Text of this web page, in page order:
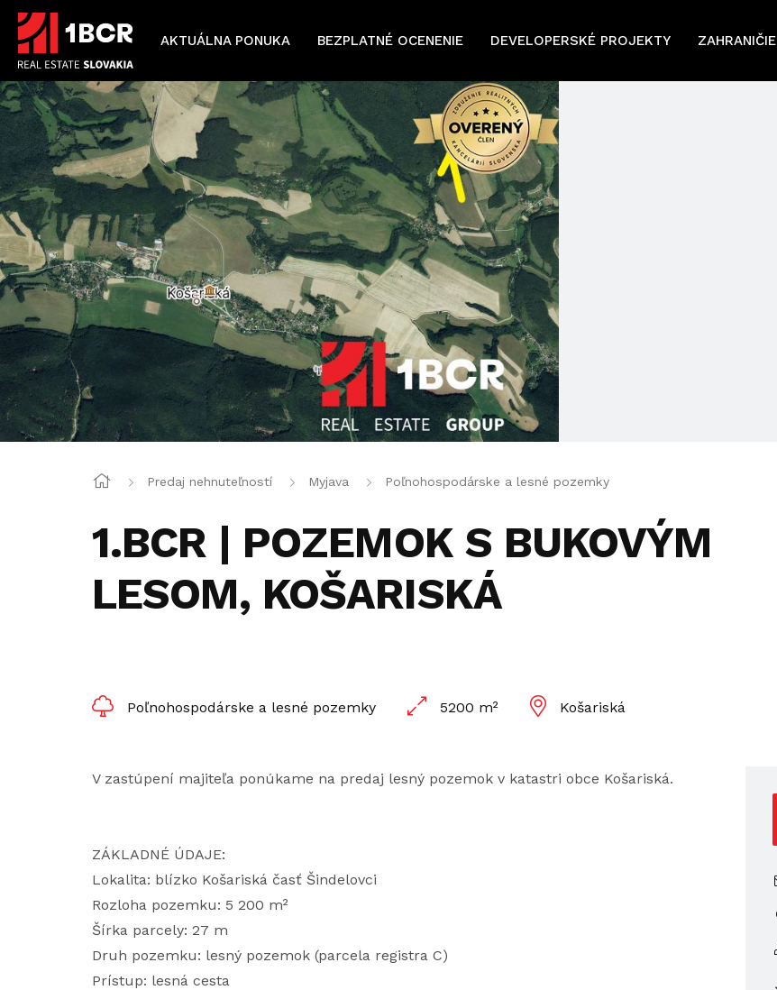
AKTUÁLNA PONUKA BEZPLATNÉ OCENENIE DEVELOPERSKÉ PROJEKTY ZAHRANIČIE
Predaj nehnuteľností Myjava Poľnohospodárske a lesné pozemky
1.BCR | POZEMOK S BUKOVÝM
LESOM, KOŠARISKÁ
Poľnohospodárske a lesné pozemky 5200 m² Košariská
V zastúpení majiteľa ponúkame na predaj lesný pozemok v katastri obce Košariská.
ZÁKLADNÉ ÚDAJE:
Lokalita: blízko Košariská časť Šindelovci
Rozloha pozemku: 5 200 m²
Šírka parcely: 27 m
Druh pozemku: lesný pozemok (parcela registra C)
Prístup: lesná cesta